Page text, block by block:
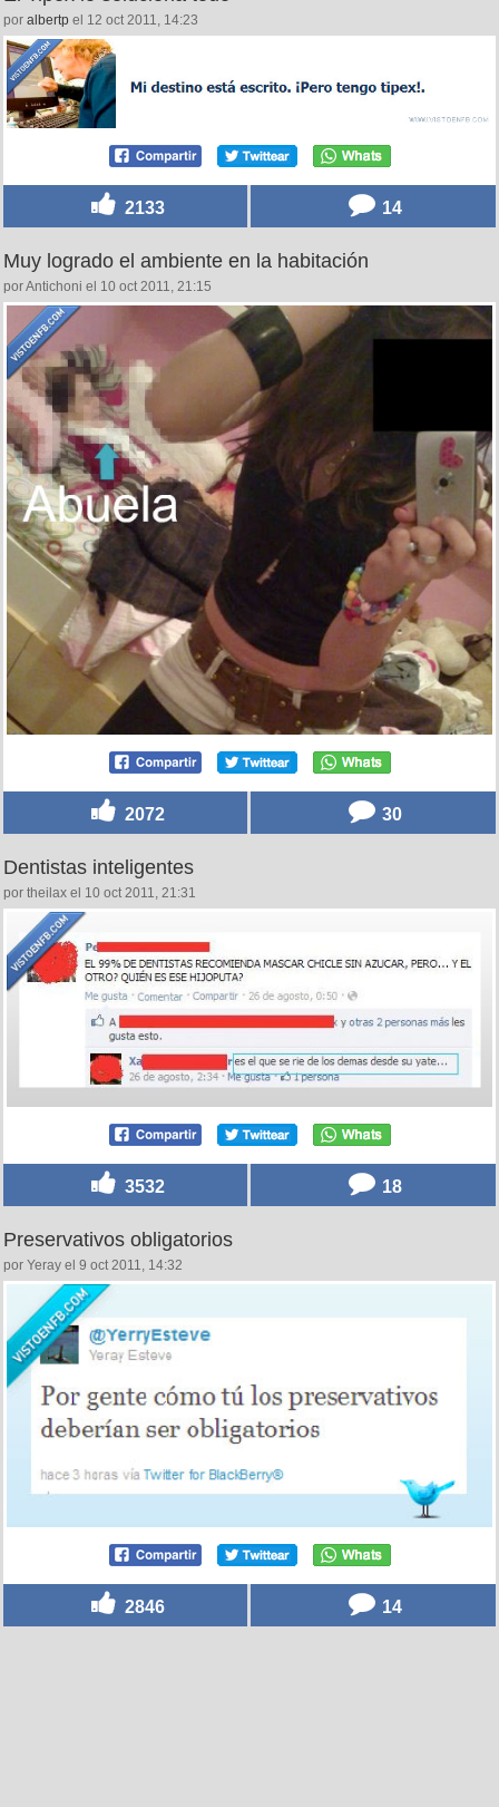
por albertp el 12 oct 2011, 14:23
2133 14
Muy logrado el ambiente en la habitación
por Antichoni el 10 oct 2011, 21:15
2072 30
Dentistas inteligentes
por theilax el 10 oct 2011, 21:31
3532 18
Preservativos obligatorios
por Yeray el 9 oct 2011, 14:32
2846 14